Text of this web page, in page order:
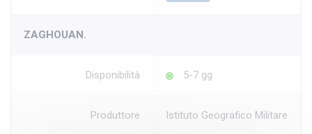
ZAGHOUAN.
Disponibilità 5-7 gg
Produttore Istituto Geografico Militare